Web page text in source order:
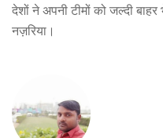
देशों ने अपनी टीमों को जल्दी
नज़रिया।